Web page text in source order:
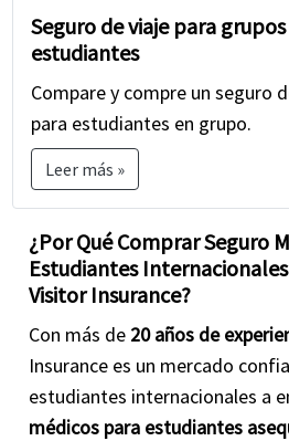
Antes de comprar el mejor
en American Visitor Insurance,
los planes de seguro médico
Lea atentamente los detalles y
póliza. Si tiene alguna pregunta
Finalmente, el mejor seguro
estudiantes internacionales es
proporciona una cobertura
sus necesidades específicas,
circunstancias del estudiante.
Seguro de viaje para
estudiantes
Compare y compre un seguro
para estudiantes en grupo.
Leer más »
¿Por Qué Comprar Seguro
Estudiantes
Visitor Insurance?
Con más de 20 años de
Insurance es un mercado
estudiantes internacionales a
médicos para estudiantes